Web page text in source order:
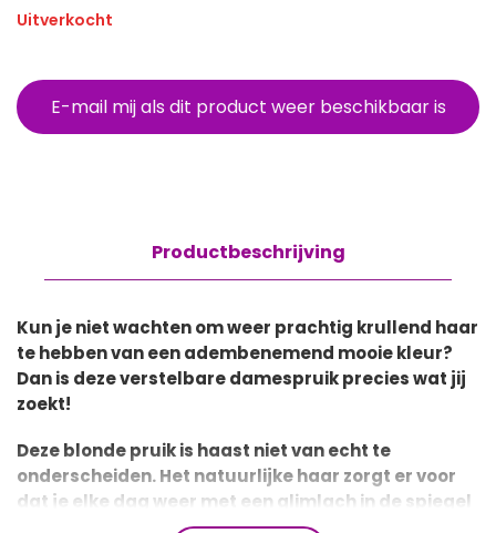
Uitverkocht
E-mail mij als dit product weer beschikbaar is
Productbeschrijving
Kun je niet wachten om weer prachtig krullend haar
te hebben van een adembenemend mooie kleur?
Dan is deze verstelbare damespruik precies wat jij
zoekt!
Deze blonde pruik is haast niet van echt te
onderscheiden. Het natuurlijke haar zorgt er voor
dat je elke dag weer met een glimlach in de spiegel